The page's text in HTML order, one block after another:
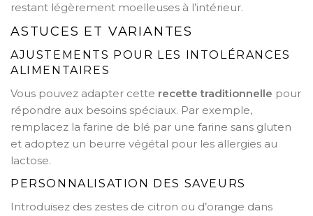
restant légèrement moelleuses à l’intérieur.
ASTUCES ET VARIANTES
AJUSTEMENTS POUR LES INTOLÉRANCES
ALIMENTAIRES
Vous pouvez adapter cette recette traditionnelle pour
répondre aux besoins spéciaux. Par exemple,
remplacez la farine de blé par une farine sans gluten
et adoptez un beurre végétal pour les allergies au
lactose.
PERSONNALISATION DES SAVEURS
Introduisez des zestes de citron ou d’orange dans